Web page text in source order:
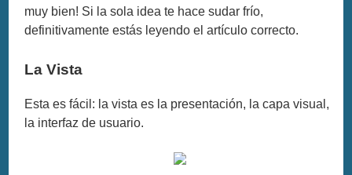
muy bien! Si la sola idea te hace sudar frío,
definitivamente estás leyendo el artículo correcto.
La Vista
Esta es fácil: la vista es la presentación, la capa visual,
la interfaz de usuario.